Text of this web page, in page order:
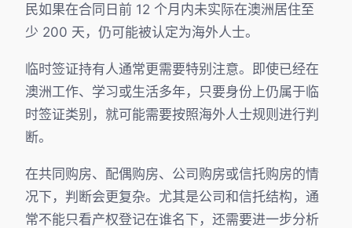
民如果在合同日前 12 个月内未实际在澳洲居住至
少 200 天，仍可能被认定为海外人士。
临时签证持有人通常更需要特别注意。即使已经在
澳洲工作、学习或生活多年，只要身份上仍属于临
时签证类别，就可能需要按照海外人士规则进行判
断。
在共同购房、配偶购房、公司购房或信托购房的情
况下，判断会更复杂。尤其是公司和信托结构，通
常不能只看产权登记在谁名下，还需要进一步分析